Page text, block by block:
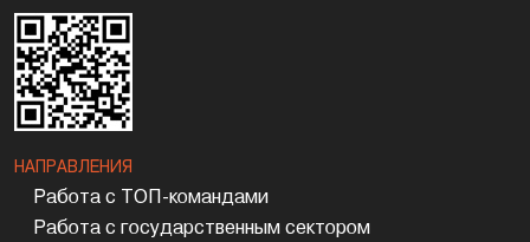
НАПРАВЛЕНИЯ
Работа с ТОП-командами
Работа с государственным сектором